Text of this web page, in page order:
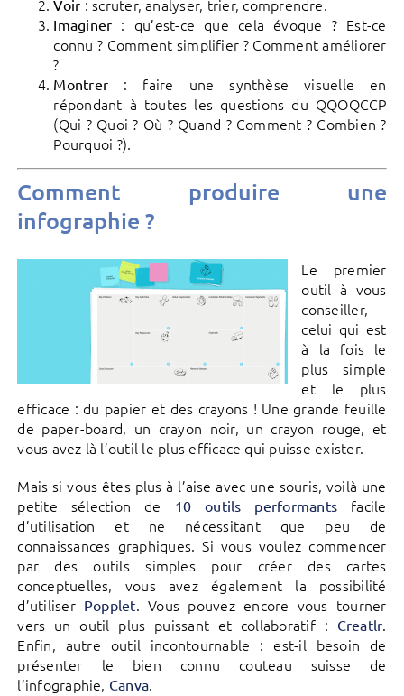
Voir : scruter, analyser, trier, comprendre.
Imaginer : qu’est-ce que cela évoque ? Est-ce
connu ? Comment simplifier ? Comment améliorer
?
Montrer : faire une synthèse visuelle en
répondant à toutes les questions du QQOQCCP
(Qui ? Quoi ? Où ? Quand ? Comment ? Combien ?
Pourquoi ?).
Comment produire une
infographie ?
Le premier
outil à vous
conseiller,
celui qui est
à la fois le
plus simple
et le plus
efficace : du papier et des crayons ! Une grande feuille
de paper-board, un crayon noir, un crayon rouge, et
vous avez là l’outil le plus efficace qui puisse exister.
Mais si vous êtes plus à l’aise avec une souris, voilà une
petite sélection de
10 outils performants facile
d’utilisation et ne nécessitant que peu de
connaissances graphiques. Si vous voulez commencer
par des outils simples pour créer des cartes
conceptuelles, vous avez également la possibilité
d’utiliser Popplet. Vous pouvez encore vous tourner
vers un outil plus puissant et collaboratif : Creatlr.
Enfin, autre outil incontournable : est-il besoin de
présenter le bien connu couteau suisse de
l’infographie, Canva.